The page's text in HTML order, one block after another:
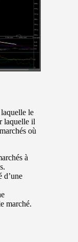
laquelle le
laquelle il
où
à
d’une
marché.